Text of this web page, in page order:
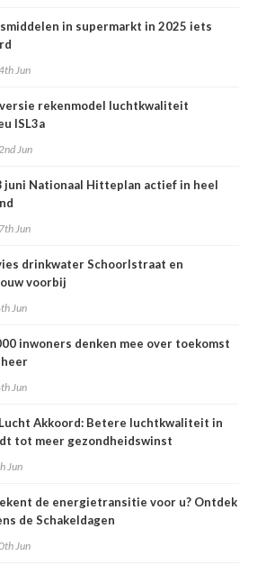
in supermarkt in 2025 iets
Jun
rekenmodel luchtkwaliteit
ISL3a
Jun
juni Nationaal Hitteplan actief in heel
Jun
drinkwater Schoorlstraat en
voorbij
Jun
inwoners denken mee over toekomst
Jun
Akkoord: Betere luchtkwaliteit in
tot meer gezondheidswinst
Jun
de energietransitie voor u? Ontdek
de Schakeldagen
Jun